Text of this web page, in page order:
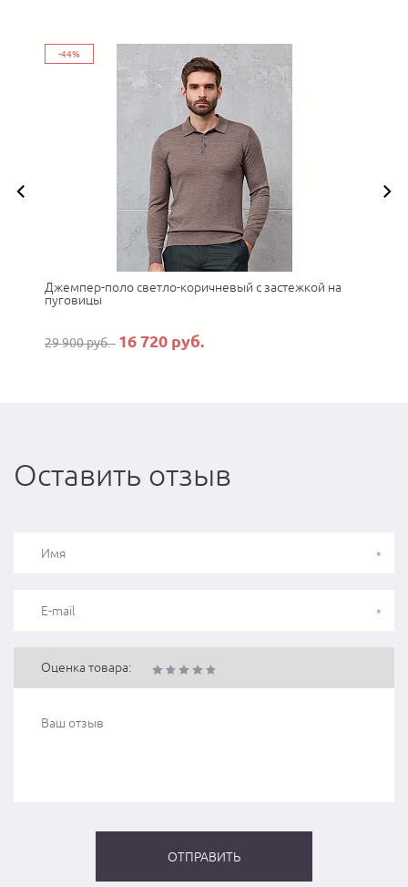
-44%
Джемпер-поло светло-коричневый с застежкой на
пуговицы
29 900 руб. 16 720 руб.
Оставить отзыв
Оценка товара: